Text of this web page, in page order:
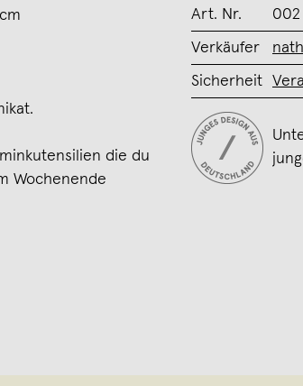
die du
Wochenende
Art. Nr. 002
Verkäufer
Sicherheit